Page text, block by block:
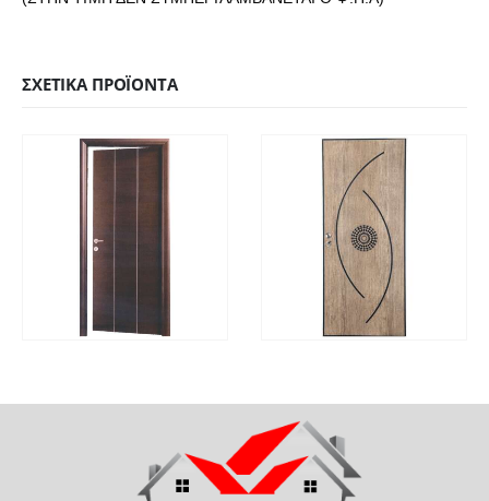
ΣΧΕΤΙΚΆ ΠΡΟΪΌΝΤΑ
ΓΡΉΓΟΡΗ ΔΙΑΒΆΣΤΕ
ΓΡΉΓΟΡΗ